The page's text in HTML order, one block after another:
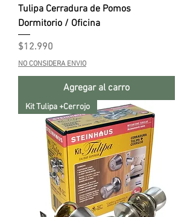
Tulipa Cerradura de Pomos
Dormitorio / Oficina
Precio
$12.990
NO CONSIDERA ENVIO
Agregar al carro
Kit Tulipa +Cerrojo